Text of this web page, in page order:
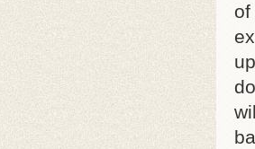
of